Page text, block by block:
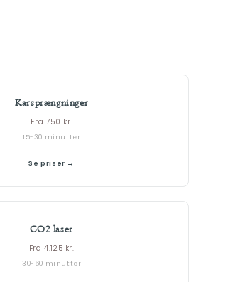
Karsprængninger
Fra 750 kr.
15-30 minutter
Se priser →
CO2 laser
Fra 4.125 kr.
30-60 minutter